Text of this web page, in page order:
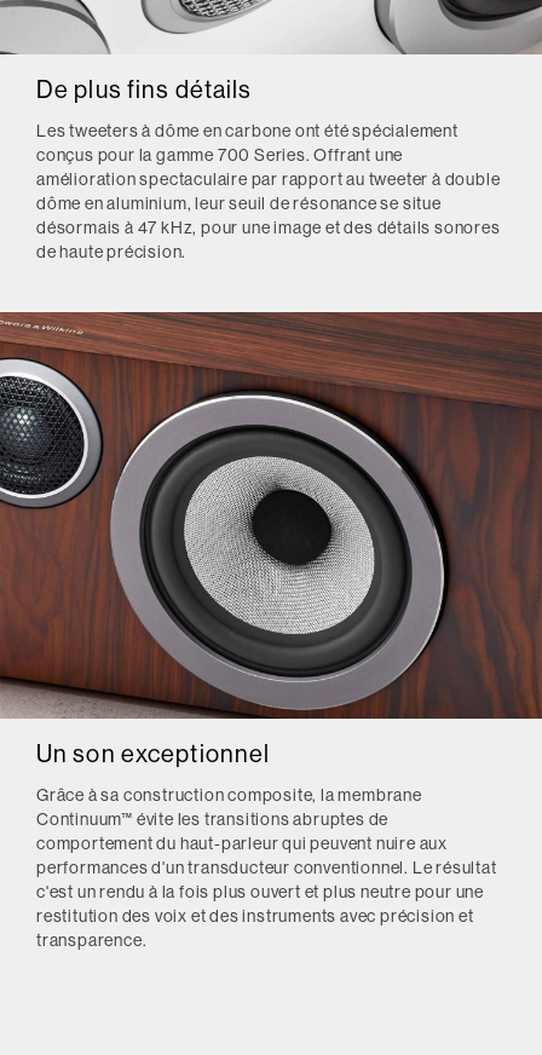
De plus fins détails
Les tweeters à dôme en carbone ont été spécialement
conçus pour la gamme 700 Series. Offrant une
amélioration spectaculaire par rapport au tweeter à double
dôme en aluminium, leur seuil de résonance se situe
désormais à 47 kHz, pour une image et des détails sonores
de haute précision.
Un son exceptionnel
Grâce à sa construction composite, la membrane
Continuum™ évite les transitions abruptes de
comportement du haut-parleur qui peuvent nuire aux
performances d'un transducteur conventionnel. Le résultat
c'est un rendu à la fois plus ouvert et plus neutre pour une
restitution des voix et des instruments avec précision et
transparence.